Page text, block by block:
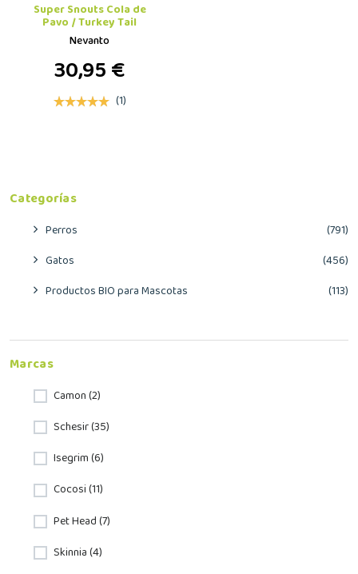
Super Snouts Cola de
Pavo / Turkey Tail
Nevanto
30,95 €
(1)
Categorías
Perros
(791)
Gatos
(456)
Productos BIO para Mascotas
(113)
Marcas
Camon (2)
Schesir (35)
Isegrim (6)
Cocosi (11)
Pet Head (7)
Skinnia (4)